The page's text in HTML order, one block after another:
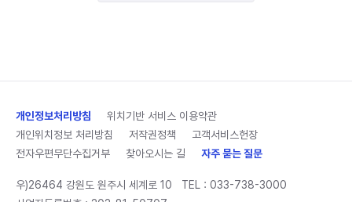
개인정보처리방침
위치기반 서비스 이용약관
개인위치정보 처리방침
저작권정책
고객서비스헌장
전자우편무단수집거부
찾아오시는 길 자주 묻는 질문
우)26464 강원도 원주시 세계로 10 TEL : 033-738-3000